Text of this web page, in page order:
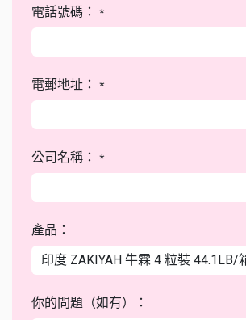
電話號碼： *
電郵地址： *
公司名稱： *
產品：
你的問題（如有）：